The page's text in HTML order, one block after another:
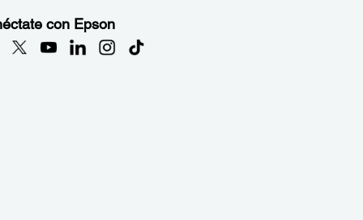
con Epson